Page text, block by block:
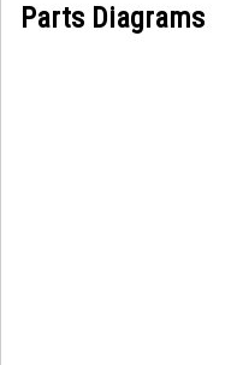
Parts Diagrams